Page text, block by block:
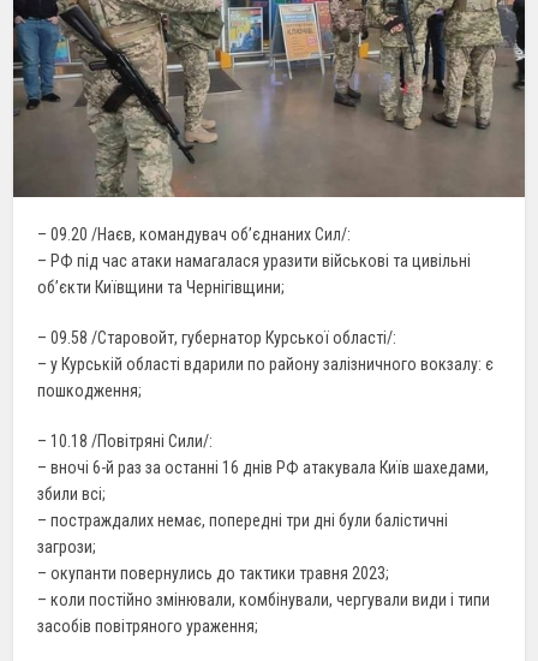
– 09.20 /Наєв, командувач об’єднаних Сил/:
– РФ під час атаки намагалася уразити військові та цивільні
об’єкти Київщини та Чернігівщини;
– 09.58 /Старовойт, губернатор Курської області/:
– у Курській області вдарили по району залізничного вокзалу: є
пошкодження;
– 10.18 /Повітряні Сили/:
– вночі 6-й раз за останні 16 днів РФ атакувала Київ шахедами,
збили всі;
– постраждалих немає, попередні три дні були балістичні
загрози;
– окупанти повернулись до тактики травня 2023;
– коли постійно змінювали, комбінували, чергували види і типи
засобів повітряного ураження;